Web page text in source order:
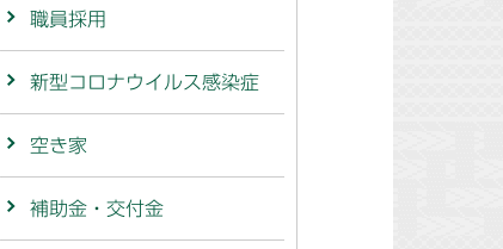
職員採用
新型コロナウイルス感染症
空き家
補助金・交付金